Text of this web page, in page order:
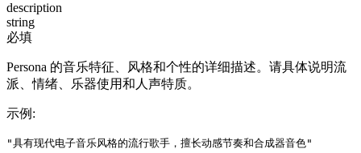
description
string
必填
Persona 的音乐特征、风格和个性的详细描述。请具体说明流
派、情绪、乐器使用和人声特质。
示例 :
"具有现代电子音乐风格的流行歌手，擅长动感节奏和合成器音色"